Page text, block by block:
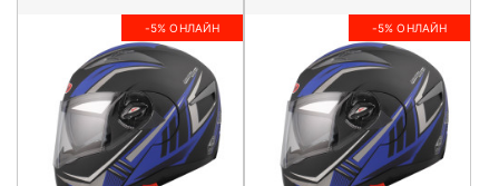
-5% ОНЛАЙН -5% ОНЛАЙН